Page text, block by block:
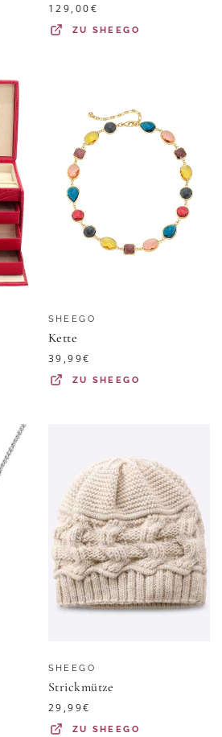
129,00€
ZU SHEEGO
SHEEGO
Kette
39,99€
ZU SHEEGO
SHEEGO
Strickmütze
29,99€
ZU SHEEGO